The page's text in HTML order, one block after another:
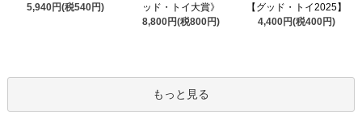
5,940円(税540円)
ッド・トイ大賞》
8,800円(税800円)
【グッド・トイ2025】
4,400円(税400円)
もっと見る